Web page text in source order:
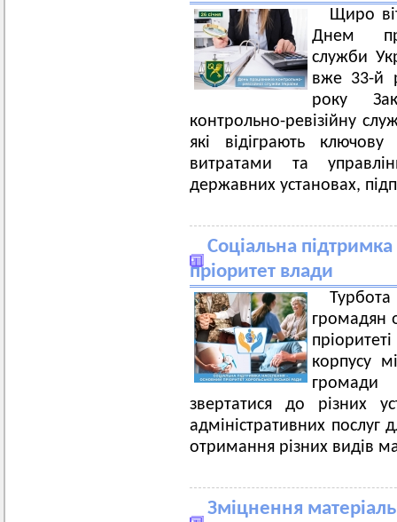
Щиро
Днем
служби
вже 33-й
року
контрольно-ревізійну
які відіграють
витратами та
державних установах,
Соціальна
пріоритет влади
Турбота
громадян
корпусу
звертатися до різних
адміністративних послуг
отримання різних видів
Зміцнення